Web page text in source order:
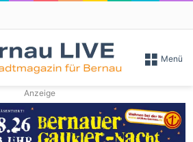
Menü
Anzeige